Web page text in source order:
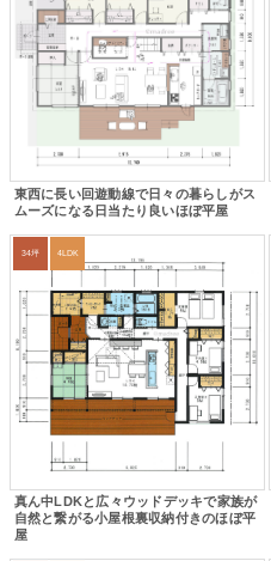
東西に長い回遊動線で日々の暮らしがス
ムーズになる日当たり良いほぼ平屋
34坪 4LDK
真ん中LDKと広々ウッドデッキで家族が
自然と繋がる小屋根裏収納付きのほぼ平
屋